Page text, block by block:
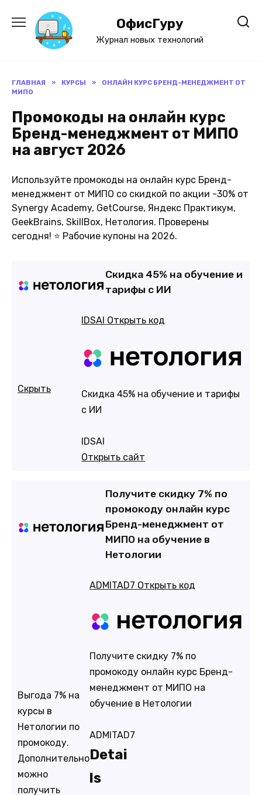
содержанию
ОфисГуру
Журнал новых технологий
ГЛАВНАЯ » КУРСЫ »
ОНЛАЙН КУРС БРЕНД-МЕНЕДЖМЕНТ ОТ
МИПО
Промокоды на онлайн курс
Бренд-менеджмент от МИПО
на август 2026
Используйте промокоды на онлайн курс Бренд-
менеджмент от МИПО со скидкой по акции -30% от
Synergy Academy, GetCourse, Яндекс Практикум,
GeekBrains, SkillBox, Нетология. Проверены
сегодня! ⭐ Рабочие купоны на 2026.
Cкидка 45% на обучение и
тарифы с ИИ
Скрыть
IDSAI Открыть код
Cкидка 45% на обучение и тарифы
с ИИ
IDSAI
Открыть сайт
Получите скидку 7% по
промокоду онлайн курс
Бренд-менеджмент от
МИПО на обучение в
Нетологии
Выгода 7% на
курсы в
Нетологии по
промокоду.
Дополнительно
можно
получить
ADMITAD7 Открыть код
Получите скидку 7% по
промокоду онлайн курс Бренд-
менеджмент от МИПО на
обучение в Нетологии
ADMITAD7
Detai
ls